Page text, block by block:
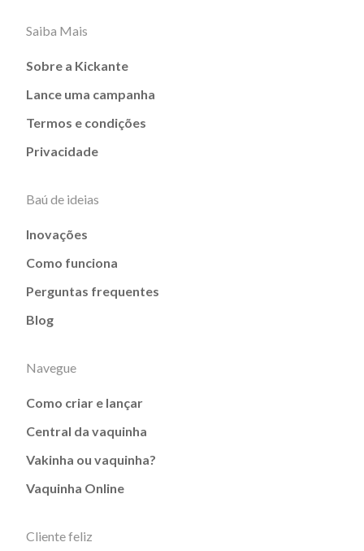
Saiba Mais
Sobre a Kickante
Lance uma campanha
Termos e condições
Privacidade
Baú de ideias
Inovações
Como funciona
Perguntas frequentes
Blog
Navegue
Como criar e lançar
Central da vaquinha
Vakinha ou vaquinha?
Vaquinha Online
Cliente feliz